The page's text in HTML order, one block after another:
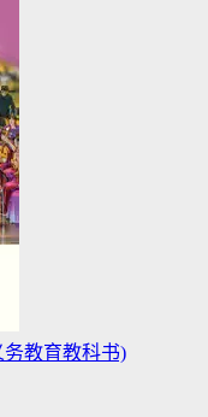
教育教科书)